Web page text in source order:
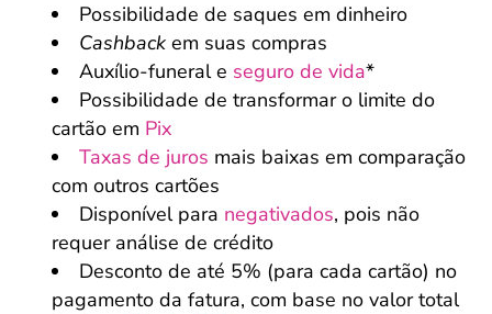
Possibilidade de saques em dinheiro
Cashback em suas compras
Auxílio-funeral e seguro de vida*
Possibilidade de transformar o limite do
cartão em Pix
Taxas de juros mais baixas em comparação
com outros cartões
Disponível para negativados, pois não
requer análise de crédito
Desconto de até 5% (para cada cartão) no
pagamento da fatura, com base no valor total